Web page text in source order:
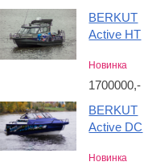
BERKUT
Active HT
Новинка
1700000,-
BERKUT
Active DC
Новинка